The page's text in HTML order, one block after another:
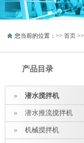
您当前的位置：>> 首页 >>
产品目录
潜水搅拌机
潜水推流搅拌机
机械搅拌机